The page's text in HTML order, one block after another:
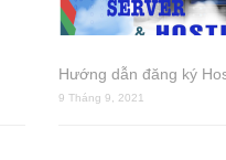
Hướng dẫn đăng ký
9 Tháng 9, 2021